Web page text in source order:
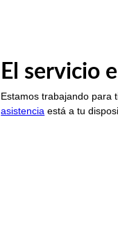
El servicio
Estamos trabajando para
asistencia está a tu